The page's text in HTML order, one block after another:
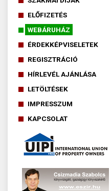
ELŐFIZETÉS
WEBÁRUHÁZ
ÉRDEKKÉPVISELETEK
REGISZTRÁCIÓ
HÍRLEVÉL AJÁNLÁSA
LETÖLTÉSEK
IMPRESSZUM
KAPCSOLAT